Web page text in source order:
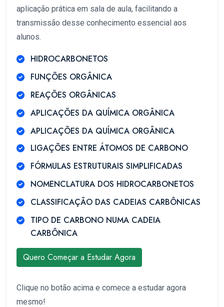
aplicação prática em sala de aula, facilitando a
transmissão desse conhecimento essencial aos
alunos.
HIDROCARBONETOS
FUNÇÕES ORGÂNICA
REAÇÕES ORGÂNICAS
APLICAÇÕES DA QUÍMICA ORGÂNICA
APLICAÇÕES DA QUÍMICA ORGÂNICA
LIGAÇÕES ENTRE ÁTOMOS DE CARBONO
FÓRMULAS ESTRUTURAIS SIMPLIFICADAS
NOMENCLATURA DOS HIDROCARBONETOS
CLASSIFICAÇÃO DAS CADEIAS CARBÔNICAS
TIPO DE CARBONO NUMA CADEIA
CARBÔNICA
Quero Começar a Estudar Agora
Clique no botão acima e comece a estudar agora
mesmo!